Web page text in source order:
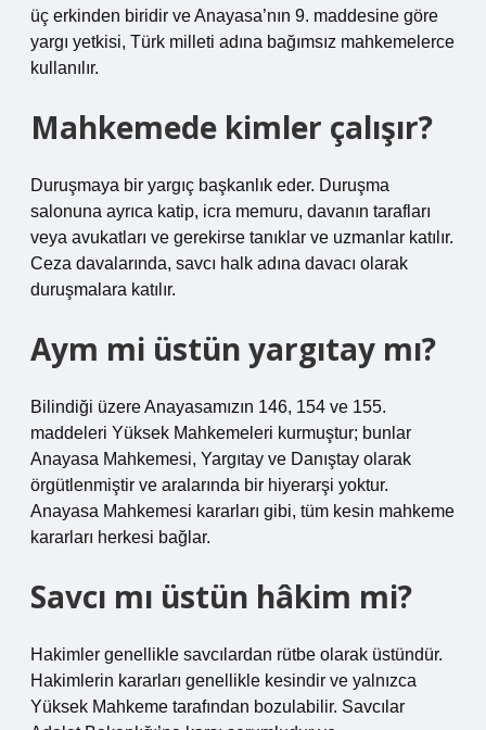
üç erkinden biridir ve Anayasa’nın 9. maddesine göre
yargı yetkisi, Türk milleti adına bağımsız mahkemelerce
kullanılır.
Mahkemede kimler çalışır?
Duruşmaya bir yargıç başkanlık eder. Duruşma
salonuna ayrıca katip, icra memuru, davanın tarafları
veya avukatları ve gerekirse tanıklar ve uzmanlar katılır.
Ceza davalarında, savcı halk adına davacı olarak
duruşmalara katılır.
Aym mi üstün yargıtay mı?
Bilindiği üzere Anayasamızın 146, 154 ve 155.
maddeleri Yüksek Mahkemeleri kurmuştur; bunlar
Anayasa Mahkemesi, Yargıtay ve Danıştay olarak
örgütlenmiştir ve aralarında bir hiyerarşi yoktur.
Anayasa Mahkemesi kararları gibi, tüm kesin mahkeme
kararları herkesi bağlar.
Savcı mı üstün hâkim mi?
Hakimler genellikle savcılardan rütbe olarak üstündür.
Hakimlerin kararları genellikle kesindir ve yalnızca
Yüksek Mahkeme tarafından bozulabilir. Savcılar